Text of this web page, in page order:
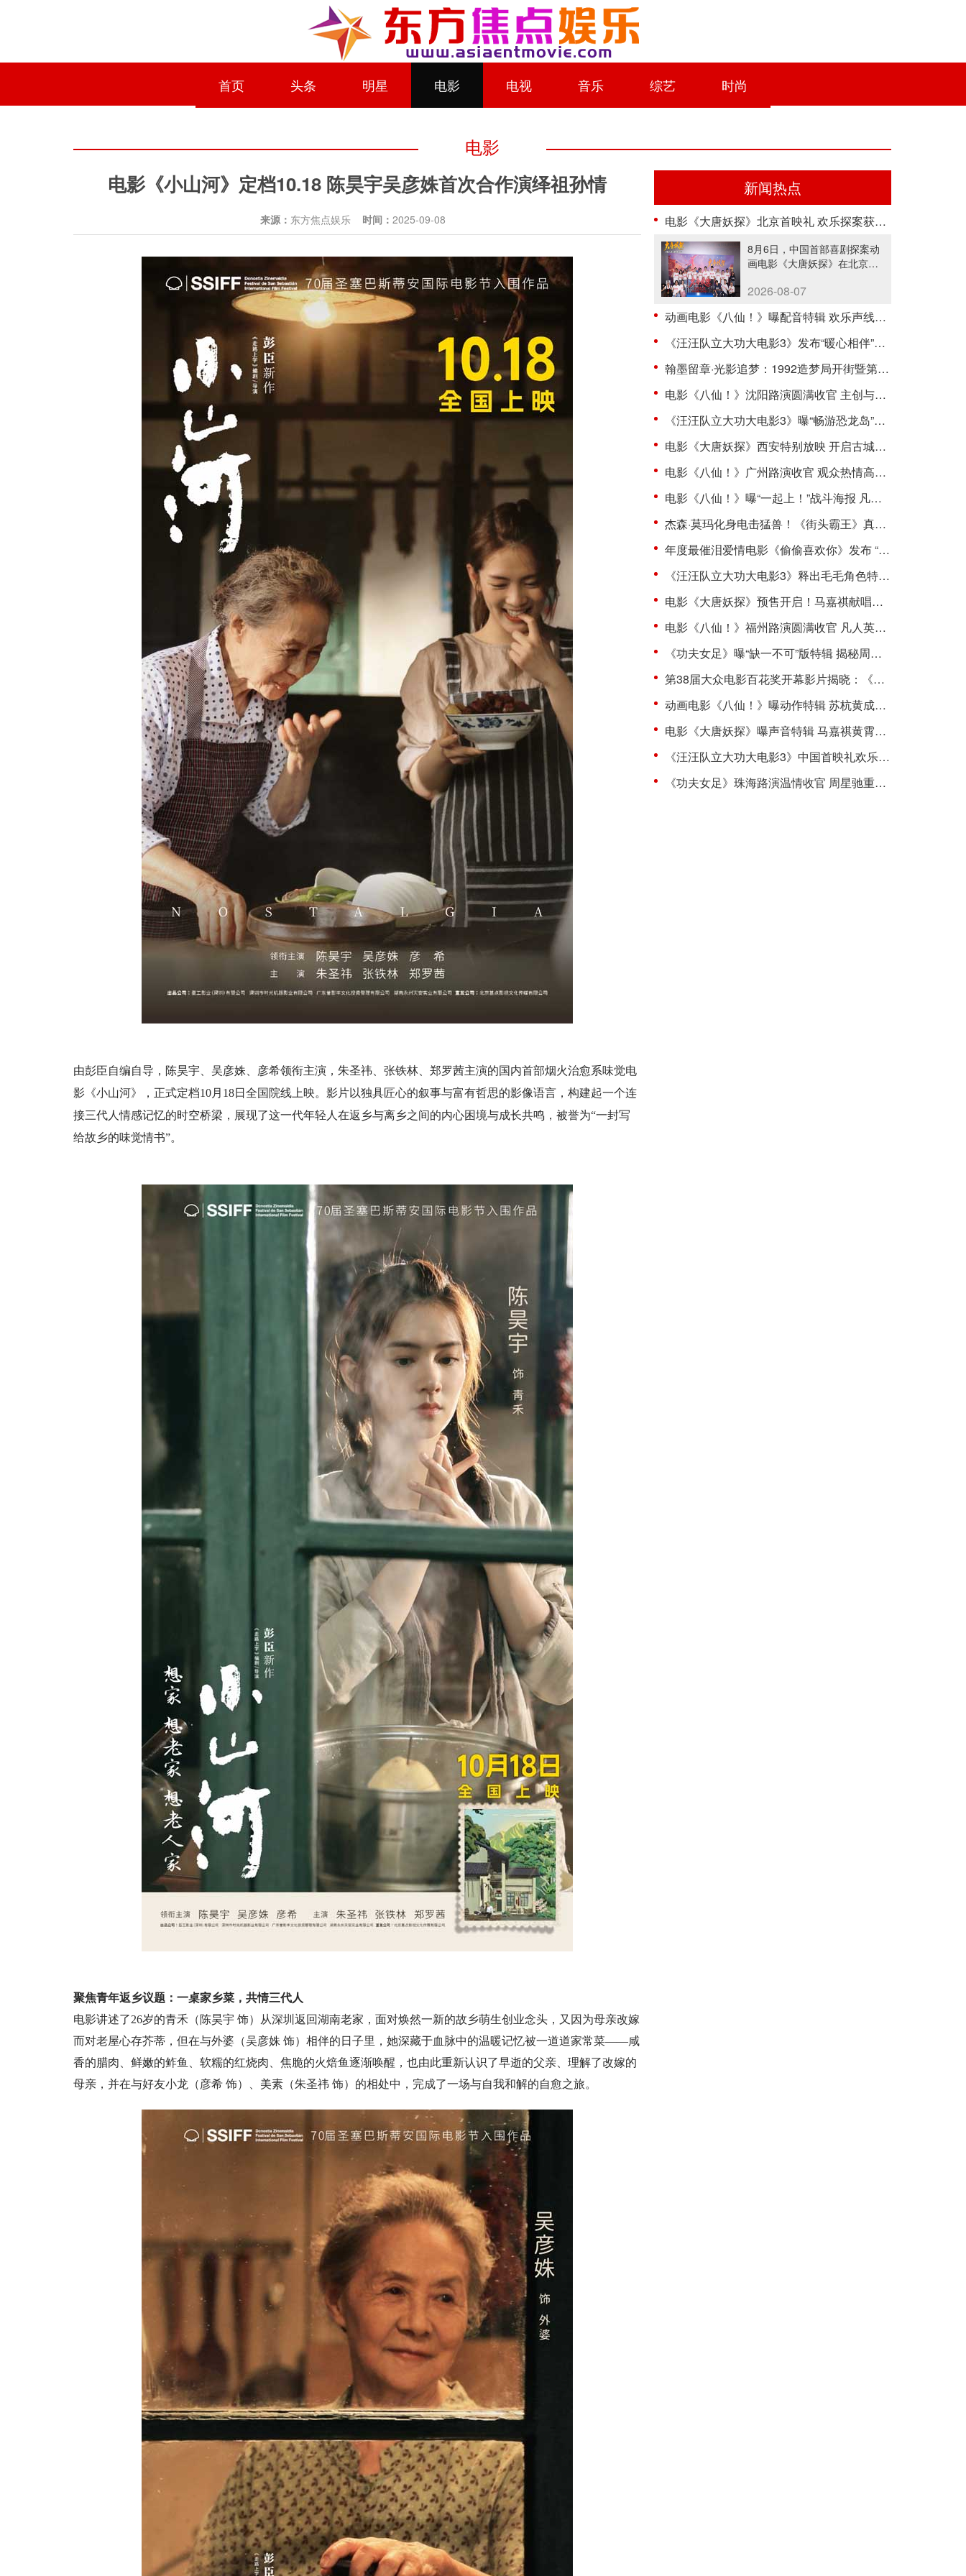
首页 头条 明星 电影 电视 音乐 综艺 时尚
电影
电影《小山河》定档10.18 陈昊宇吴彦姝首次合作演绎祖孙情
来源： 东方焦点娱乐 时间： 2025-09-08
由彭臣自编自导，陈昊宇、吴彦姝、彦希领衔主演，朱圣祎、张铁林、郑罗茜主演的国内首部烟火治愈系味觉电
影《小山河》，正式定档10月18日全国院线上映。影片以独具匠心的叙事与富有哲思的影像语言，构建起一个连
接三代人情感记忆的时空桥梁，展现了这一代年轻人在返乡与离乡之间的内心困境与成长共鸣，被誉为“一封写
给故乡的味觉情书”。
聚焦青年返乡议题：一桌家乡菜，共情三代人
电影讲述了26岁的青禾（陈昊宇 饰）从深圳返回湖南老家，面对焕然一新的故乡萌生创业念头，又因为母亲改嫁
而对老屋心存芥蒂，但在与外婆（吴彦姝 饰）相伴的日子里，她深藏于血脉中的温暖记忆被一道道家常菜——咸
香的腊肉、鲜嫩的鲊鱼、软糯的红烧肉、焦脆的火焙鱼逐渐唤醒，也由此重新认识了早逝的父亲、理解了改嫁的
母亲，并在与好友小龙（彦希 饰）、美素（朱圣祎 饰）的相处中，完成了一场与自我和解的自愈之旅。
新闻热点
电影《大唐妖探》北京首映礼 欢乐探案获观众盛赞：“夯！”
8月6日，中国首部喜剧探案动
画电影《大唐妖探》在北京举
2026-08-07
动画电影《八仙！》曝配音特辑 欢乐声线鲜活塑造凡人八仙群像
《汪汪队立大功大电影3》发布“暖心相伴”预告 暑假亲子观影首选
翰墨留章·光影追梦：1992造梦局开街暨第二届“中子星·小说月报影视改编价值潜力榜”发布会在盐城举行
电影《八仙！》沈阳路演圆满收官 主创与观众互赠“东北特色”惊喜
《汪汪队立大功大电影3》曝“畅游恐龙岛”片段 点映口碑升温引共鸣
电影《大唐妖探》西安特别放映 开启古城合家欢奇幻冒险！
电影《八仙！》广州路演收官 观众热情高涨主创收获“粤”式惊喜
电影《八仙！》曝“一起上！”战斗海报 凡人集结共赴终极决战
杰森·莫玛化身电击猛兽！《街头霸王》真人电影布兰卡单人预告震撼发布
年度最催泪爱情电影《偷偷喜欢你》发布 “夏日恋恋” 版预告 七夕解锁盛夏暗恋毕业季离别遗憾
《汪汪队立大功大电影3》释出毛毛角色特辑 限时超前观影更快乐
电影《大唐妖探》预售开启！马嘉祺献唱主题曲《不退！》邀你共赴探案之旅
电影《八仙！》福州路演圆满收官 凡人英雄故事引发广泛共鸣
《功夫女足》曝“缺一不可”版特辑 揭秘周星驰新作中的新人力量
第38届大众电影百花奖开幕影片揭晓：《密档》
动画电影《八仙！》曝动作特辑 苏杭黄成希强强联手铸就超燃打戏
电影《大唐妖探》曝声音特辑 马嘉祺黄霄雲唱响少年热血之歌！
《汪汪队立大功大电影3》中国首映礼欢乐举行 首轮点映给孩子带来欢乐
《功夫女足》珠海路演温情收官 周星驰重返故地回忆岁月情怀